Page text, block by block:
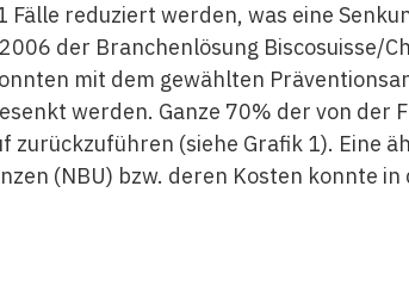
reduziert werden, was eine
der Branchenlösung Biscosuisse/
mit dem gewählten
werden. Ganze 70% der von der
zurückzuführen (siehe Grafik 1). Eine
(NBU) bzw. deren Kosten konnte in